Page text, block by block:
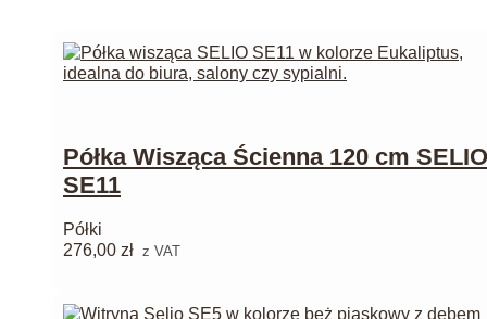
Półka Wisząca Ścienna 120 cm SELIO
SE11
Półki
276,00 zł z VAT